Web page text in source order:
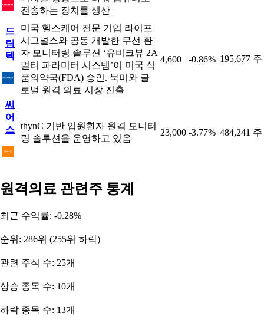
전송하는 장치를 생산
드
림
텍
미국 헬스케어 전문 기업 라이프
시그널스와 공동 개발한 무선 환
자 모니터링 솔루션 ‘유비크뷰 2A
멀티 파라미터 시스템’이 미국 식
품의약국(FDA) 승인. 북미와 글
로벌 원격 의료 시장 진출
4,600 -0.86% 195,677 주
씨
어
스 thynC 기반 입원환자 원격 모니터
링 솔루션을 운영하고 있음
23,000 -3.77% 484,241 주
원격의료 관련주 통계
최근 수익률: -0.28%
순위: 286위 (255위 하락)
관련 주식 수: 25개
상승 종목 수: 10개
하락 종목 수: 13개